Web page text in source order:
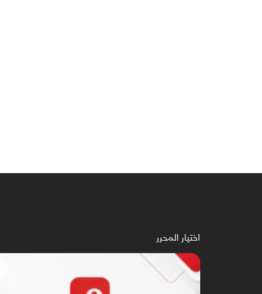
اختيار المحرر